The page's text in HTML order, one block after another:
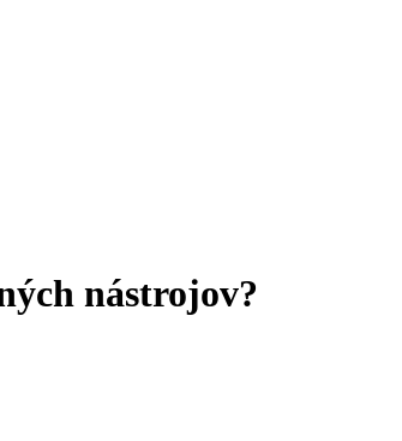
nástrojov?